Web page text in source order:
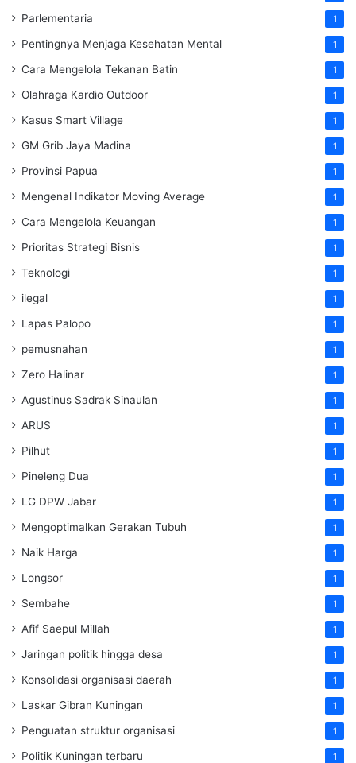
Parlementaria 1
Pentingnya Menjaga Kesehatan Mental 1
Cara Mengelola Tekanan Batin 1
Olahraga Kardio Outdoor 1
Kasus Smart Village 1
GM Grib Jaya Madina 1
Provinsi Papua 1
Mengenal Indikator Moving Average 1
Cara Mengelola Keuangan 1
Prioritas Strategi Bisnis 1
Teknologi 1
ilegal 1
Lapas Palopo 1
pemusnahan 1
Zero Halinar 1
Agustinus Sadrak Sinaulan 1
ARUS 1
Pilhut 1
Pineleng Dua 1
LG DPW Jabar 1
Mengoptimalkan Gerakan Tubuh 1
Naik Harga 1
Longsor 1
Sembahe 1
Afif Saepul Millah 1
Jaringan politik hingga desa 1
Konsolidasi organisasi daerah 1
Laskar Gibran Kuningan 1
Penguatan struktur organisasi 1
Politik Kuningan terbaru 1